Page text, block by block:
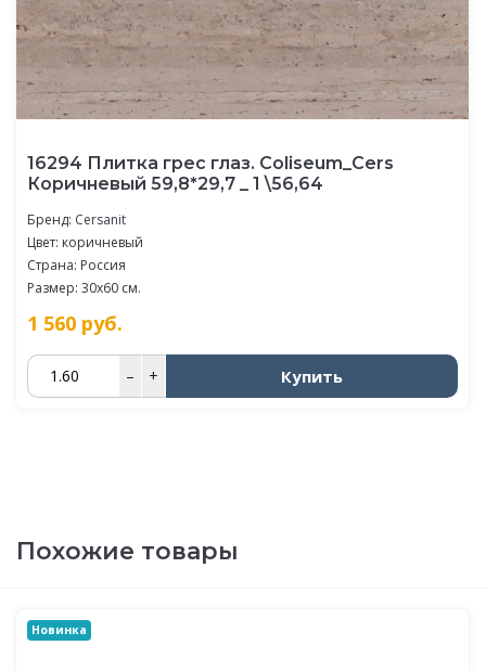
16294 Плитка грес глаз. Coliseum_Cers
Коричневый 59,8*29,7 _ 1 \56,64
Бренд: Cersanit
Цвет: коричневый
Страна: Россия
Размер: 30x60 см.
1 560 руб.
– + Купить
Похожие товары
Новинка